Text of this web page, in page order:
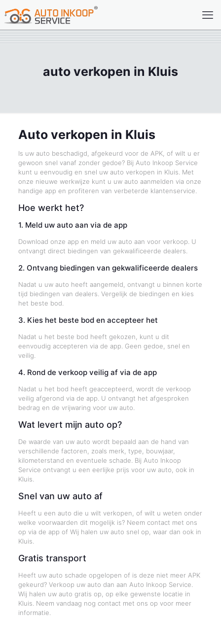
auto verkopen in Kluis
Auto verkopen in Kluis
Is uw auto beschadigd, afgekeurd voor de APK, of wilt u er
gewoon snel vanaf zonder gedoe? Bij Auto Inkoop Service
kunt u eenvoudig en snel uw auto verkopen in Kluis. Met
onze nieuwe werkwijze kunt u uw auto aanmelden via onze
handige app en profiteren van verbeterde klantenservice.
Hoe werkt het?
1. Meld uw auto aan via de app
Download onze app en meld uw auto aan voor verkoop. U
ontvangt direct biedingen van gekwalificeerde dealers.
2. Ontvang biedingen van gekwalificeerde dealers
Nadat u uw auto heeft aangemeld, ontvangt u binnen korte
tijd biedingen van dealers. Vergelijk de biedingen en kies
het beste bod.
3. Kies het beste bod en accepteer het
Nadat u het beste bod heeft gekozen, kunt u dit
eenvoudig accepteren via de app. Geen gedoe, snel en
veilig.
4. Rond de verkoop veilig af via de app
Nadat u het bod heeft geaccepteerd, wordt de verkoop
veilig afgerond via de app. U ontvangt het afgesproken
bedrag en de vrijwaring voor uw auto.
Wat levert mijn auto op?
De waarde van uw auto wordt bepaald aan de hand van
verschillende factoren, zoals merk, type, bouwjaar,
kilometerstand en eventuele schade. Bij Auto Inkoop
Service ontvangt u een eerlijke prijs voor uw auto, ook in
Kluis.
Snel van uw auto af
Heeft u een auto die u wilt verkopen, of wilt u weten onder
welke voorwaarden dit mogelijk is? Neem contact met ons
op via de app of Wij halen uw auto snel op, waar dan ook in
Kluis.
Gratis transport
Heeft uw auto schade opgelopen of is deze niet meer APK
gekeurd? Verkoop uw auto dan aan Auto Inkoop Service.
Wij halen uw auto gratis op, op elke gewenste locatie in
Kluis. Neem vandaag nog contact met ons op voor meer
informatie.